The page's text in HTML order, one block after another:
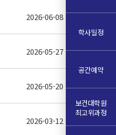
2026-06-08
2026-05-27
2026-05-20
2026-03-12
학사일정
공간예약
보건대학원
최고위과정